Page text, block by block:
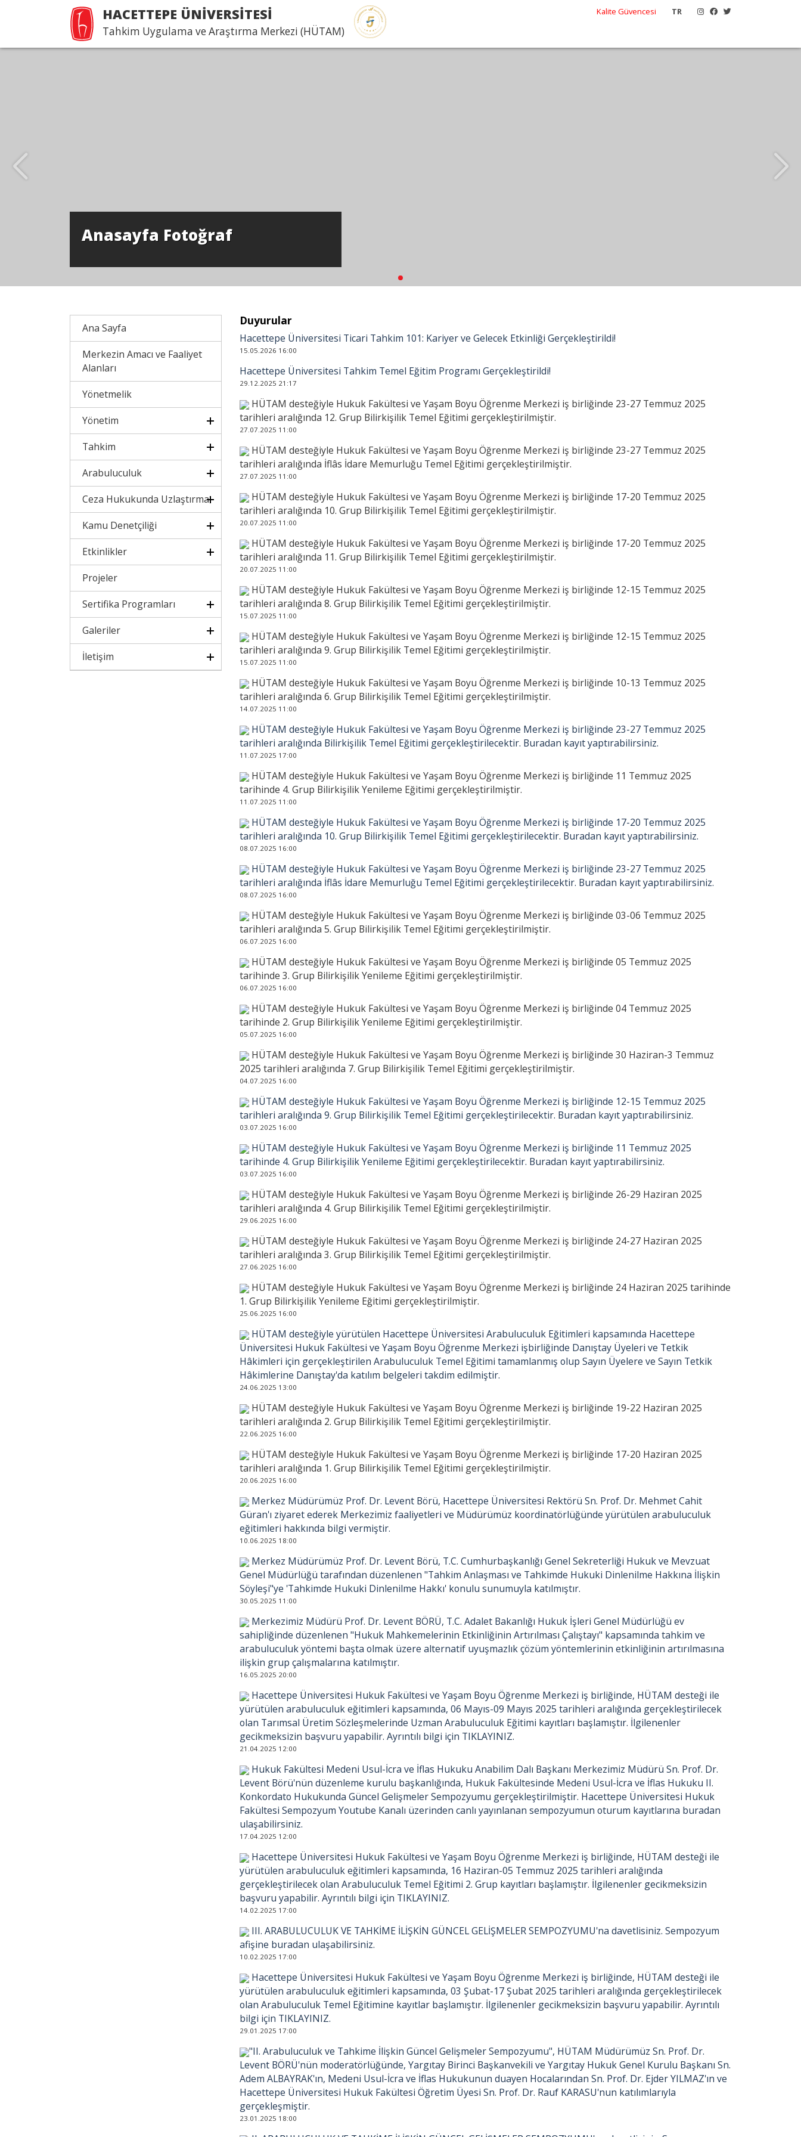
HACETTEPE ÜNİVERSİTESİ
Tahkim Uygulama ve Araştırma Merkezi (HÜTAM)
TR
Kalite Güvencesi
Anasayfa Fotoğraf
Ana Sayfa
Merkezin Amacı ve Faaliyet
Alanları
Yönetmelik
Yönetim
Tahkim
Arabuluculuk
Ceza Hukukunda Uzlaştırma
Kamu Denetçiliği
Etkinlikler
Projeler
Sertifika Programları
Galeriler
İletişim
Duyurular
Hacettepe Üniversitesi Ticari Tahkim 101: Kariyer ve Gelecek Etkinliği Gerçekleştirildi!
15.05.2026 16:00
Hacettepe Üniversitesi Tahkim Temel Eğitim Programı Gerçekleştirildi!
29.12.2025 21:17
HÜTAM desteğiyle Hukuk Fakültesi ve Yaşam Boyu Öğrenme Merkezi iş birliğinde 23-27 Temmuz 2025
tarihleri aralığında 12. Grup Bilirkişilik Temel Eğitimi gerçekleştirilmiştir.
27.07.2025 11:00
HÜTAM desteğiyle Hukuk Fakültesi ve Yaşam Boyu Öğrenme Merkezi iş birliğinde 23-27 Temmuz 2025
tarihleri aralığında İflâs İdare Memurluğu Temel Eğitimi gerçekleştirilmiştir.
27.07.2025 11:00
HÜTAM desteğiyle Hukuk Fakültesi ve Yaşam Boyu Öğrenme Merkezi iş birliğinde 17-20 Temmuz 2025
tarihleri aralığında 10. Grup Bilirkişilik Temel Eğitimi gerçekleştirilmiştir.
20.07.2025 11:00
HÜTAM desteğiyle Hukuk Fakültesi ve Yaşam Boyu Öğrenme Merkezi iş birliğinde 17-20 Temmuz 2025
tarihleri aralığında 11. Grup Bilirkişilik Temel Eğitimi gerçekleştirilmiştir.
20.07.2025 11:00
HÜTAM desteğiyle Hukuk Fakültesi ve Yaşam Boyu Öğrenme Merkezi iş birliğinde 12-15 Temmuz 2025
tarihleri aralığında 8. Grup Bilirkişilik Temel Eğitimi gerçekleştirilmiştir.
15.07.2025 11:00
HÜTAM desteğiyle Hukuk Fakültesi ve Yaşam Boyu Öğrenme Merkezi iş birliğinde 12-15 Temmuz 2025
tarihleri aralığında 9. Grup Bilirkişilik Temel Eğitimi gerçekleştirilmiştir.
15.07.2025 11:00
HÜTAM desteğiyle Hukuk Fakültesi ve Yaşam Boyu Öğrenme Merkezi iş birliğinde 10-13 Temmuz 2025
tarihleri aralığında 6. Grup Bilirkişilik Temel Eğitimi gerçekleştirilmiştir.
14.07.2025 11:00
HÜTAM desteğiyle Hukuk Fakültesi ve Yaşam Boyu Öğrenme Merkezi iş birliğinde 23-27 Temmuz 2025
tarihleri aralığında Bilirkişilik Temel Eğitimi gerçekleştirilecektir. Buradan kayıt yaptırabilirsiniz.
11.07.2025 17:00
HÜTAM desteğiyle Hukuk Fakültesi ve Yaşam Boyu Öğrenme Merkezi iş birliğinde 11 Temmuz 2025
tarihinde 4. Grup Bilirkişilik Yenileme Eğitimi gerçekleştirilmiştir.
11.07.2025 11:00
HÜTAM desteğiyle Hukuk Fakültesi ve Yaşam Boyu Öğrenme Merkezi iş birliğinde 17-20 Temmuz 2025
tarihleri aralığında 10. Grup Bilirkişilik Temel Eğitimi gerçekleştirilecektir. Buradan kayıt yaptırabilirsiniz.
08.07.2025 16:00
HÜTAM desteğiyle Hukuk Fakültesi ve Yaşam Boyu Öğrenme Merkezi iş birliğinde 23-27 Temmuz 2025
tarihleri aralığında İflâs İdare Memurluğu Temel Eğitimi gerçekleştirilecektir. Buradan kayıt yaptırabilirsiniz.
08.07.2025 16:00
HÜTAM desteğiyle Hukuk Fakültesi ve Yaşam Boyu Öğrenme Merkezi iş birliğinde 03-06 Temmuz 2025
tarihleri aralığında 5. Grup Bilirkişilik Temel Eğitimi gerçekleştirilmiştir.
06.07.2025 16:00
HÜTAM desteğiyle Hukuk Fakültesi ve Yaşam Boyu Öğrenme Merkezi iş birliğinde 05 Temmuz 2025
tarihinde 3. Grup Bilirkişilik Yenileme Eğitimi gerçekleştirilmiştir.
06.07.2025 16:00
HÜTAM desteğiyle Hukuk Fakültesi ve Yaşam Boyu Öğrenme Merkezi iş birliğinde 04 Temmuz 2025
tarihinde 2. Grup Bilirkişilik Yenileme Eğitimi gerçekleştirilmiştir.
05.07.2025 16:00
HÜTAM desteğiyle Hukuk Fakültesi ve Yaşam Boyu Öğrenme Merkezi iş birliğinde 30 Haziran-3 Temmuz
2025 tarihleri aralığında 7. Grup Bilirkişilik Temel Eğitimi gerçekleştirilmiştir.
04.07.2025 16:00
HÜTAM desteğiyle Hukuk Fakültesi ve Yaşam Boyu Öğrenme Merkezi iş birliğinde 12-15 Temmuz 2025
tarihleri aralığında 9. Grup Bilirkişilik Temel Eğitimi gerçekleştirilecektir. Buradan kayıt yaptırabilirsiniz.
03.07.2025 16:00
HÜTAM desteğiyle Hukuk Fakültesi ve Yaşam Boyu Öğrenme Merkezi iş birliğinde 11 Temmuz 2025
tarihinde 4. Grup Bilirkişilik Yenileme Eğitimi gerçekleştirilecektir. Buradan kayıt yaptırabilirsiniz.
03.07.2025 16:00
HÜTAM desteğiyle Hukuk Fakültesi ve Yaşam Boyu Öğrenme Merkezi iş birliğinde 26-29 Haziran 2025
tarihleri aralığında 4. Grup Bilirkişilik Temel Eğitimi gerçekleştirilmiştir.
29.06.2025 16:00
HÜTAM desteğiyle Hukuk Fakültesi ve Yaşam Boyu Öğrenme Merkezi iş birliğinde 24-27 Haziran 2025
tarihleri aralığında 3. Grup Bilirkişilik Temel Eğitimi gerçekleştirilmiştir.
27.06.2025 16:00
HÜTAM desteğiyle Hukuk Fakültesi ve Yaşam Boyu Öğrenme Merkezi iş birliğinde 24 Haziran 2025 tarihinde
1. Grup Bilirkişilik Yenileme Eğitimi gerçekleştirilmiştir.
25.06.2025 16:00
HÜTAM desteğiyle yürütülen Hacettepe Üniversitesi Arabuluculuk Eğitimleri kapsamında Hacettepe
Üniversitesi Hukuk Fakültesi ve Yaşam Boyu Öğrenme Merkezi işbirliğinde Danıştay Üyeleri ve Tetkik
Hâkimleri için gerçekleştirilen Arabuluculuk Temel Eğitimi tamamlanmış olup Sayın Üyelere ve Sayın Tetkik
Hâkimlerine Danıştay'da katılım belgeleri takdim edilmiştir.
24.06.2025 13:00
HÜTAM desteğiyle Hukuk Fakültesi ve Yaşam Boyu Öğrenme Merkezi iş birliğinde 19-22 Haziran 2025
tarihleri aralığında 2. Grup Bilirkişilik Temel Eğitimi gerçekleştirilmiştir.
22.06.2025 16:00
HÜTAM desteğiyle Hukuk Fakültesi ve Yaşam Boyu Öğrenme Merkezi iş birliğinde 17-20 Haziran 2025
tarihleri aralığında 1. Grup Bilirkişilik Temel Eğitimi gerçekleştirilmiştir.
20.06.2025 16:00
Merkez Müdürümüz Prof. Dr. Levent Börü, Hacettepe Üniversitesi Rektörü Sn. Prof. Dr. Mehmet Cahit
Güran'ı ziyaret ederek Merkezimiz faaliyetleri ve Müdürümüz koordinatörlüğünde yürütülen arabuluculuk
eğitimleri hakkında bilgi vermiştir.
10.06.2025 18:00
Merkez Müdürümüz Prof. Dr. Levent Börü, T.C. Cumhurbaşkanlığı Genel Sekreterliği Hukuk ve Mevzuat
Genel Müdürlüğü tarafından düzenlenen "Tahkim Anlaşması ve Tahkimde Hukuki Dinlenilme Hakkına İlişkin
Söyleşi"ye 'Tahkimde Hukuki Dinlenilme Hakkı' konulu sunumuyla katılmıştır.
30.05.2025 11:00
Merkezimiz Müdürü Prof. Dr. Levent BÖRÜ, T.C. Adalet Bakanlığı Hukuk İşleri Genel Müdürlüğü ev
sahipliğinde düzenlenen "Hukuk Mahkemelerinin Etkinliğinin Artırılması Çalıştayı" kapsamında tahkim ve
arabuluculuk yöntemi başta olmak üzere alternatif uyuşmazlık çözüm yöntemlerinin etkinliğinin artırılmasına
ilişkin grup çalışmalarına katılmıştır.
16.05.2025 20:00
Hacettepe Üniversitesi Hukuk Fakültesi ve Yaşam Boyu Öğrenme Merkezi iş birliğinde, HÜTAM desteği ile
yürütülen arabuluculuk eğitimleri kapsamında, 06 Mayıs-09 Mayıs 2025 tarihleri aralığında gerçekleştirilecek
olan Tarımsal Üretim Sözleşmelerinde Uzman Arabuluculuk Eğitimi kayıtları başlamıştır. İlgilenenler
gecikmeksizin başvuru yapabilir. Ayrıntılı bilgi için TIKLAYINIZ.
21.04.2025 12:00
Hukuk Fakültesi Medeni Usul-İcra ve İflas Hukuku Anabilim Dalı Başkanı Merkezimiz Müdürü Sn. Prof. Dr.
Levent Börü'nün düzenleme kurulu başkanlığında, Hukuk Fakültesinde Medeni Usul-İcra ve İflas Hukuku II.
Konkordato Hukukunda Güncel Gelişmeler Sempozyumu gerçekleştirilmiştir. Hacettepe Üniversitesi Hukuk
Fakültesi Sempozyum Youtube Kanalı üzerinden canlı yayınlanan sempozyumun oturum kayıtlarına buradan
ulaşabilirsiniz.
17.04.2025 12:00
Hacettepe Üniversitesi Hukuk Fakültesi ve Yaşam Boyu Öğrenme Merkezi iş birliğinde, HÜTAM desteği ile
yürütülen arabuluculuk eğitimleri kapsamında, 16 Haziran-05 Temmuz 2025 tarihleri aralığında
gerçekleştirilecek olan Arabuluculuk Temel Eğitimi 2. Grup kayıtları başlamıştır. İlgilenenler gecikmeksizin
başvuru yapabilir. Ayrıntılı bilgi için TIKLAYINIZ.
14.02.2025 17:00
III. ARABULUCULUK VE TAHKİME İLİŞKİN GÜNCEL GELİŞMELER SEMPOZYUMU'na davetlisiniz. Sempozyum
afişine buradan ulaşabilirsiniz.
10.02.2025 17:00
Hacettepe Üniversitesi Hukuk Fakültesi ve Yaşam Boyu Öğrenme Merkezi iş birliğinde, HÜTAM desteği ile
yürütülen arabuluculuk eğitimleri kapsamında, 03 Şubat-17 Şubat 2025 tarihleri aralığında gerçekleştirilecek
olan Arabuluculuk Temel Eğitimine kayıtlar başlamıştır. İlgilenenler gecikmeksizin başvuru yapabilir. Ayrıntılı
bilgi için TIKLAYINIZ.
29.01.2025 17:00
"II. Arabuluculuk ve Tahkime İlişkin Güncel Gelişmeler Sempozyumu", HÜTAM Müdürümüz Sn. Prof. Dr.
Levent BÖRÜ'nün moderatörlüğünde, Yargıtay Birinci Başkanvekili ve Yargıtay Hukuk Genel Kurulu Başkanı Sn.
Adem ALBAYRAK'ın, Medeni Usul-İcra ve İflas Hukukunun duayen Hocalarından Sn. Prof. Dr. Ejder YILMAZ'ın ve
Hacettepe Üniversitesi Hukuk Fakültesi Öğretim Üyesi Sn. Prof. Dr. Rauf KARASU'nun katılımlarıyla
gerçekleşmiştir.
23.01.2025 18:00